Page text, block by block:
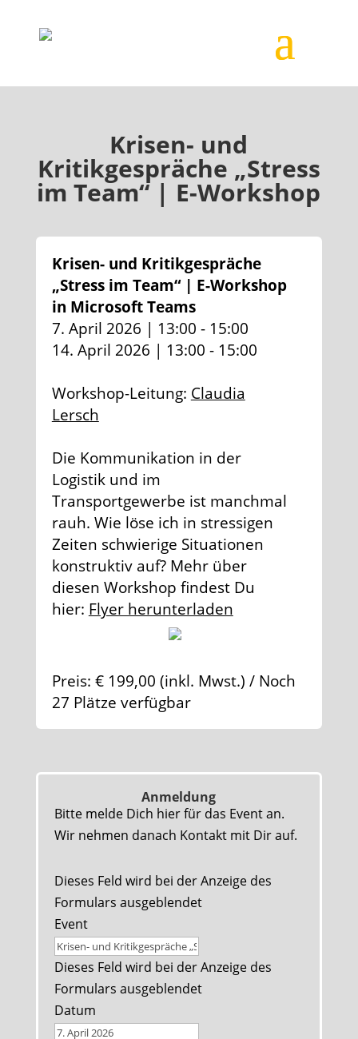
Krisen- und
Kritikgespräche „Stress
im Team“ | E-Workshop
Krisen- und Kritikgespräche
„Stress im Team“ | E-Workshop
in Microsoft Teams
7. April 2026 | 13:00 - 15:00
14. April 2026 | 13:00 - 15:00
Workshop-Leitung: Claudia
Lersch
Die Kommunikation in der
Logistik und im
Transportgewerbe ist manchmal
rauh. Wie löse ich in stressigen
Zeiten schwierige Situationen
konstruktiv auf? Mehr über
diesen Workshop findest Du
hier: Flyer herunterladen
Preis: € 199,00 (inkl. Mwst.) / Noch
27 Plätze verfügbar
Anmeldung
Bitte melde Dich hier für das Event an.
Wir nehmen danach Kontakt mit Dir auf.
Dieses Feld wird bei der Anzeige des
Formulars ausgeblendet
Event
Dieses Feld wird bei der Anzeige des
Formulars ausgeblendet
Datum